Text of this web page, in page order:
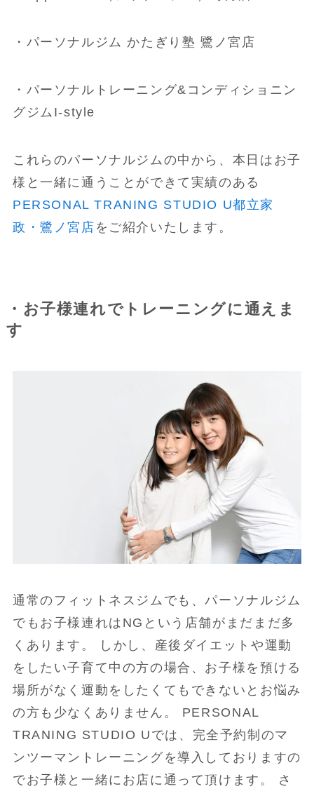
・パーソナルジム かたぎり塾 鷺ノ宮店
・パーソナルトレーニング&コンディショニン
グジムI-style
これらのパーソナルジムの中から、本日はお子
様と一緒に通うことができて実績のある
PERSONAL TRANING STUDIO U都立家
政・鷺ノ宮店 をご紹介いたします。
・お子様連れでトレーニングに通えま
す
通常のフィットネスジムでも、パーソナルジム
でもお子様連れはNGという店舗がまだまだ多
くあります。 しかし、産後ダイエットや運動
をしたい子育て中の方の場合、お子様を預ける
場所がなく運動をしたくてもできないとお悩み
の方も少なくありません。 PERSONAL
TRANING STUDIO Uでは、完全予約制のマ
ンツーマントレーニングを導入しておりますの
でお子様と一緒にお店に通って頂けます。 さ